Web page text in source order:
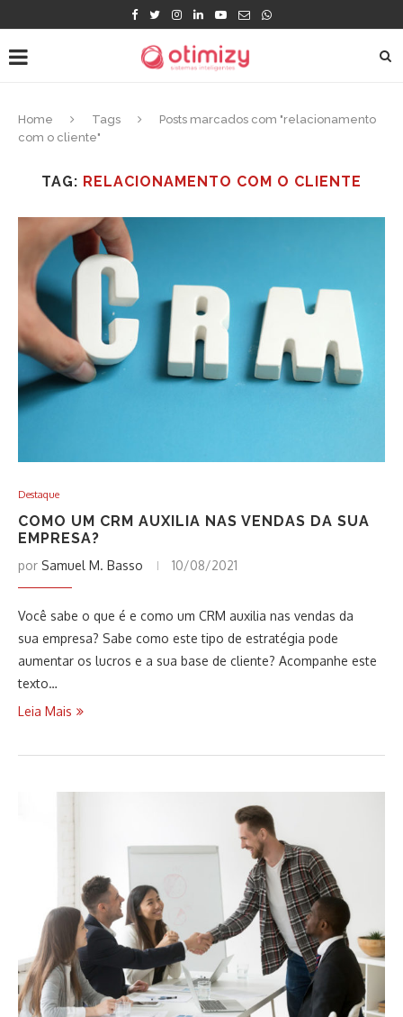
Home Tags
Posts marcados com "relacionamento
com o cliente"
TAG: RELACIONAMENTO COM O CLIENTE
Destaque
COMO UM CRM AUXILIA NAS VENDAS DA SUA
EMPRESA?
por Samuel M. Basso 10/08/2021
Você sabe o que é e como um CRM auxilia nas vendas da
sua empresa? Sabe como este tipo de estratégia pode
aumentar os lucros e a sua base de cliente? Acompanhe este
texto…
Leia Mais